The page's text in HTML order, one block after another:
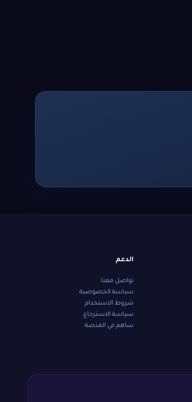
الدعم
تواصل معنا
سياسة الخصوصية
شروط الاستخدام
سياسة الاسترجاع
ساهم في المنصة